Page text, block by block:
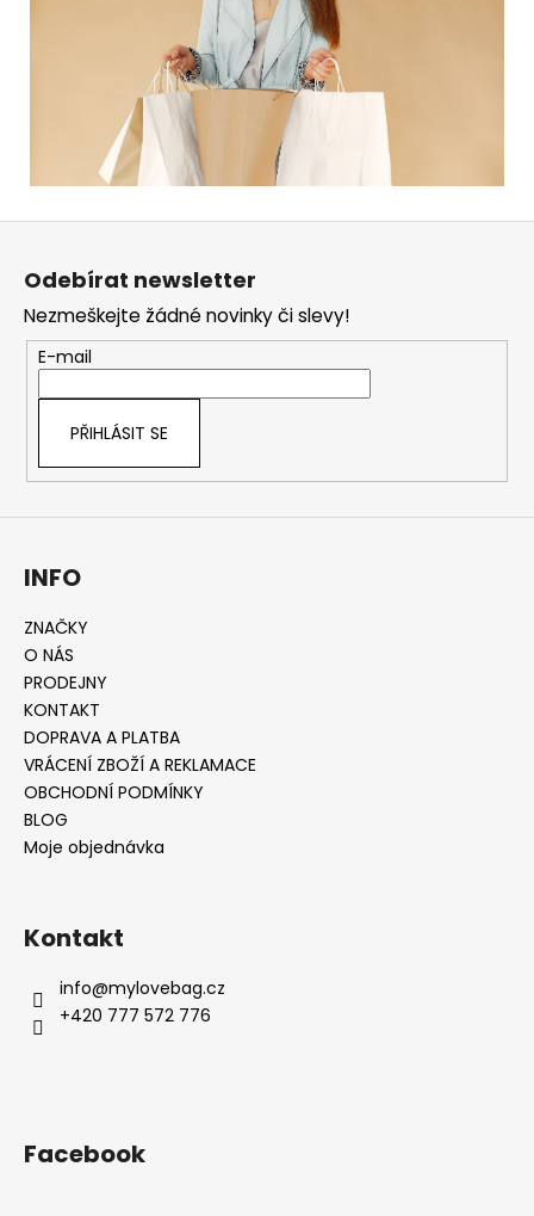
Z
Odebírat newsletter
Nezmeškejte žádné novinky či slevy!
E-mail
PŘIHLÁSIT SE
INFO
ZNAČKY
O NÁS
PRODEJNY
KONTAKT
DOPRAVA A PLATBA
VRÁCENÍ ZBOŽÍ A REKLAMACE
OBCHODNÍ PODMÍNKY
BLOG
Moje objednávka
Kontakt
info@mylovebag.cz
+420 777 572 776
Facebook